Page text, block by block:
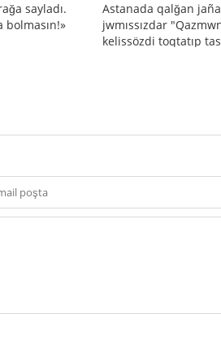
sayladı.
bolmasın!»
Astanada qalğan
jwmıssızdar
kelissözdi toqtatıp